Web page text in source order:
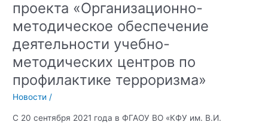
проекта «Организационно-
методическое обеспечение
деятельности учебно-
методических центров по
профилактике терроризма»
Новости /
С 20 сентября 2021 года в ФГАОУ ВО «КФУ им. В.И.